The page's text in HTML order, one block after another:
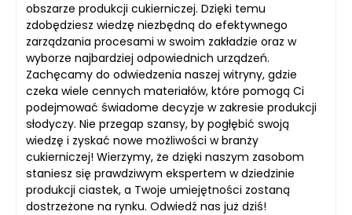
obszarze produkcji cukierniczej. Dzięki temu
zdobędziesz wiedzę niezbędną do efektywnego
zarządzania procesami w swoim zakładzie oraz w
wyborze najbardziej odpowiednich urządzeń.
Zachęcamy do odwiedzenia naszej witryny, gdzie
czeka wiele cennych materiałów, które pomogą Ci
podejmować świadome decyzje w zakresie produkcji
słodyczy. Nie przegap szansy, by pogłębić swoją
wiedzę i zyskać nowe możliwości w branży
cukierniczej! Wierzymy, że dzięki naszym zasobom
staniesz się prawdziwym ekspertem w dziedzinie
produkcji ciastek, a Twoje umiejętności zostaną
dostrzeżone na rynku. Odwiedź nas już dziś!